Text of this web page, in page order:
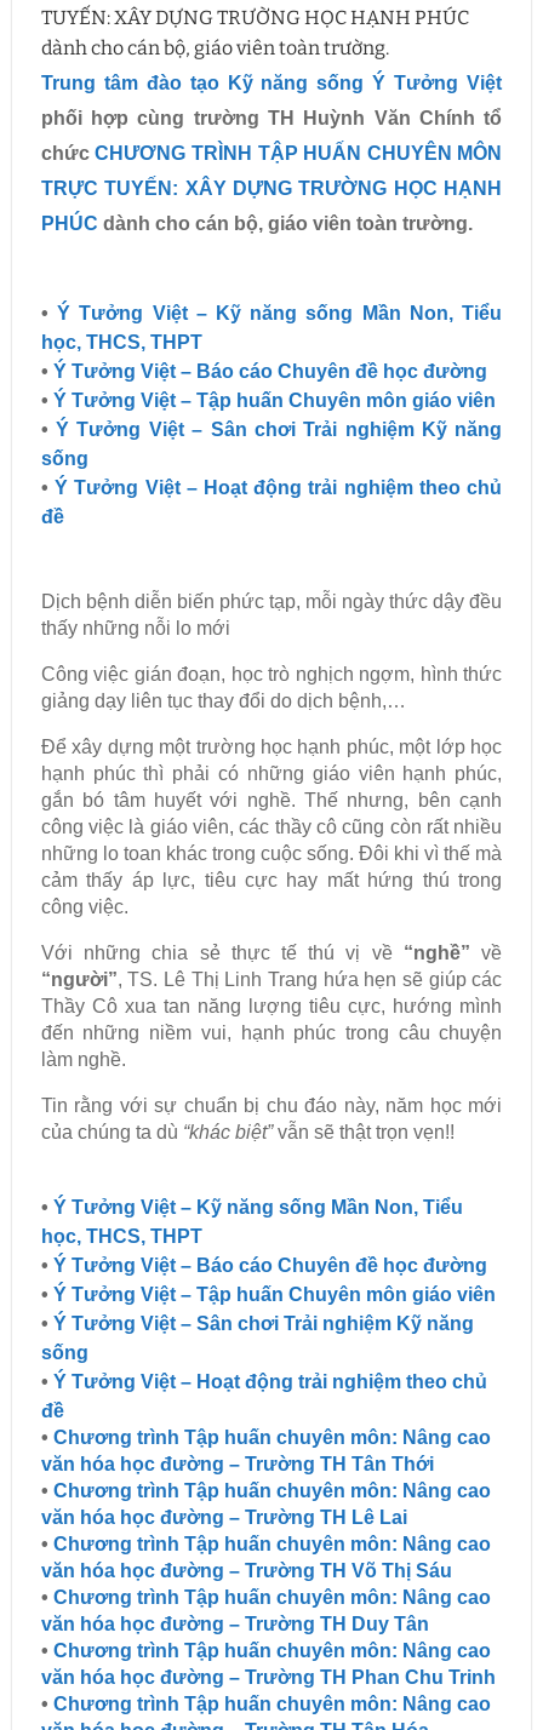
TUYẾN: XÂY DỰNG TRƯỜNG HỌC HẠNH PHÚC
dành cho cán bộ, giáo viên toàn trường.
Trung tâm đào tạo Kỹ năng sống Ý Tưởng Việt
phối hợp cùng trường TH Huỳnh Văn Chính tổ
chứcCHƯƠNG TRÌNH TẬP HUẤN CHUYÊN MÔN
TRỰC TUYẾN: XÂY DỰNG TRƯỜNG HỌC HẠNH
PHÚC dành cho cán bộ, giáo viên toàn trường.
•Ý Tưởng Việt – Kỹ năng sống Mần Non, Tiểu
học, THCS, THPT
• Ý Tưởng Việt – Báo cáo Chuyên đề học đường
• Ý Tưởng Việt – Tập huấn Chuyên môn giáo viên
•Ý Tưởng Việt – Sân chơi Trải nghiệm Kỹ năng
sống
•Ý Tưởng Việt – Hoạt động trải nghiệm theo chủ
đề
Dịch bệnh diễn biến phức tạp, mỗi ngày thức dậy đều
thấy những nỗi lo mới
Công việc gián đoạn, học trò nghịch ngợm, hình thức
giảng dạy liên tục thay đổi do dịch bệnh,…
Để xây dựng một trường học hạnh phúc, một lớp học
hạnh phúc thì phải có những giáo viên hạnh phúc,
gắn bó tâm huyết với nghề. Thế nhưng, bên cạnh
công việc là giáo viên, các thầy cô cũng còn rất nhiều
những lo toan khác trong cuộc sống. Đôi khi vì thế mà
cảm thấy áp lực, tiêu cực hay mất hứng thú trong
công việc.
Với những chia sẻ thực tế thú vị về “nghề” về
“người”, TS. Lê Thị Linh Trang hứa hẹn sẽ giúp các
Thầy Cô xua tan năng lượng tiêu cực, hướng mình
đến những niềm vui, hạnh phúc trong câu chuyện
làm nghề.
Tin rằng với sự chuẩn bị chu đáo này, năm học mới
của chúng ta dù “khác biệt”vẫn sẽ thật trọn vẹn!!
• Ý Tưởng Việt – Kỹ năng sống Mần Non, Tiểu
học, THCS, THPT
• Ý Tưởng Việt – Báo cáo Chuyên đề học đường
• Ý Tưởng Việt – Tập huấn Chuyên môn giáo viên
• Ý Tưởng Việt – Sân chơi Trải nghiệm Kỹ năng
sống
• Ý Tưởng Việt – Hoạt động trải nghiệm theo chủ
đề
• Chương trình Tập huấn chuyên môn: Nâng cao
văn hóa học đường – Trường TH Tân Thới
• Chương trình Tập huấn chuyên môn: Nâng cao
văn hóa học đường – Trường TH Lê Lai
• Chương trình Tập huấn chuyên môn: Nâng cao
văn hóa học đường – Trường TH Võ Thị Sáu
• Chương trình Tập huấn chuyên môn: Nâng cao
văn hóa học đường – Trường TH Duy Tân
• Chương trình Tập huấn chuyên môn: Nâng cao
văn hóa học đường – Trường TH Phan Chu Trinh
• Chương trình Tập huấn chuyên môn: Nâng cao